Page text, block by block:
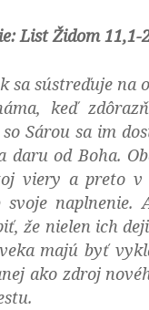
List Židom 11,1-
sa sústreďuje na
keď
Sárou sa im
daru od Boha.
viery a preto v
svoje naplnenie.
že nielen ich
majú byť
ako zdroj